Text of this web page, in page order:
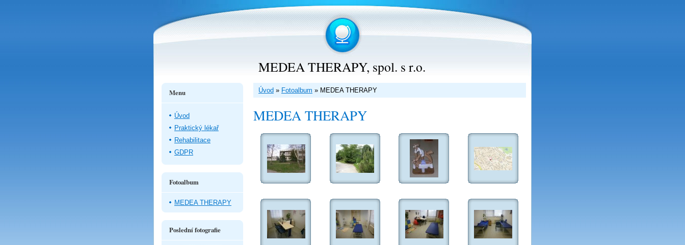
MEDEA THERAPY, spol. s r.o.
Úvod » Fotoalbum » MEDEA THERAPY
MEDEA THERAPY
Menu
Úvod
Praktický lékař
Rehabilitace
GDPR
Fotoalbum
MEDEA THERAPY
Poslední fotografie